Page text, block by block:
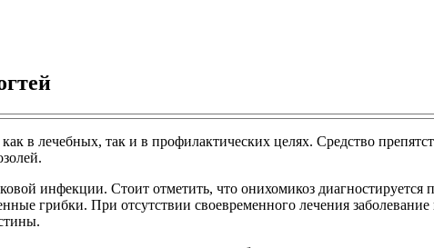
в лечебных, так и в профилактических целях. Средство
инфекции. Стоит отметить, что онихомикоз
грибки. При отсутствии своевременного лечения